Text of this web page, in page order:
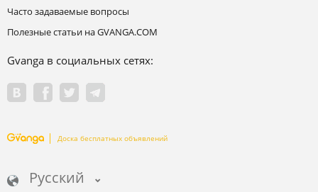
Часто задаваемые вопросы
Полезные статьи на GVANGA.COM
Gvanga в социальных сетях:
Доска бесплатных объявлений
Русский